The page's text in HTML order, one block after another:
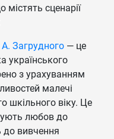
сценарії
А. Загрудного — це
українського
з урахуванням
малечі
шкільного віку. Це
любов до
до вивчення